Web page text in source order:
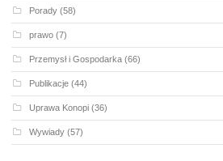
Porady (58)
prawo (7)
Przemysł i Gospodarka (66)
Publikacje (44)
Uprawa Konopi (36)
Wywiady (57)